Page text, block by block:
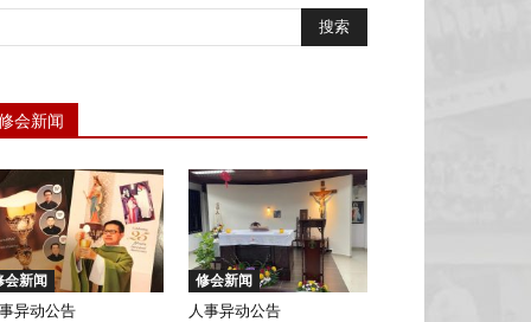
会新闻
会新闻
异动公告
修会新闻
人事异动公告